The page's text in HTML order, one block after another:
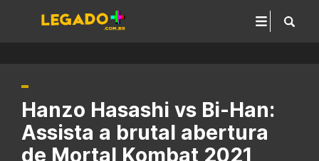
Hanzo Hasashi vs Bi-Han:
Assista a brutal abertura
de Mortal Kombat 2021